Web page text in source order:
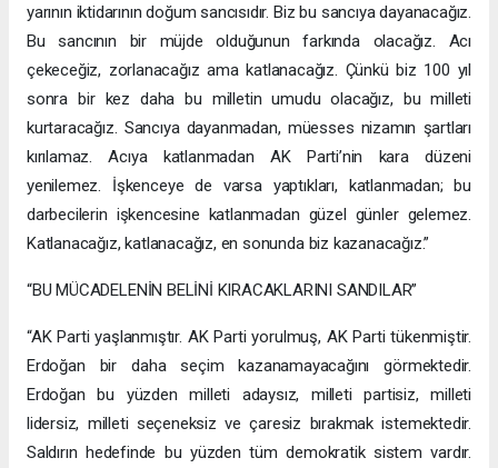
yarının iktidarının doğum sancısıdır. Biz bu sancıya dayanacağız.
Bu sancının bir müjde olduğunun farkında olacağız. Acı
çekeceğiz, zorlanacağız ama katlanacağız. Çünkü biz 100 yıl
sonra bir kez daha bu milletin umudu olacağız, bu milleti
kurtaracağız. Sancıya dayanmadan, müesses nizamın şartları
kırılamaz. Acıya katlanmadan AK Parti’nin kara düzeni
yenilemez. İşkenceye de varsa yaptıkları, katlanmadan; bu
darbecilerin işkencesine katlanmadan güzel günler gelemez.
Katlanacağız, katlanacağız, en sonunda biz kazanacağız.”
“BU MÜCADELENİN BELİNİ KIRACAKLARINI SANDILAR”
“AK Parti yaşlanmıştır. AK Parti yorulmuş, AK Parti tükenmiştir.
Erdoğan bir daha seçim kazanamayacağını görmektedir.
Erdoğan bu yüzden milleti adaysız, milleti partisiz, milleti
lidersiz, milleti seçeneksiz ve çaresiz bırakmak istemektedir.
Saldırın hedefinde bu yüzden tüm demokratik sistem vardır.